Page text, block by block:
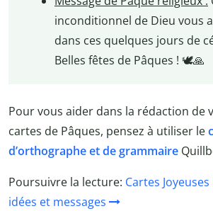
inconditionnel de Dieu vous
dans ces quelques jours de
Belles fêtes de Pâques ! 🕊️🙏
Pour vous aider dans la rédaction de
cartes de Pâques, pensez à utiliser le
d’orthographe et de grammaire
Poursuivre la lecture: Cartes
idées et messages